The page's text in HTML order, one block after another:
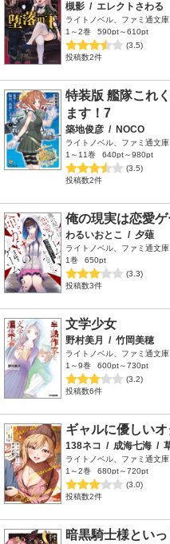
槻影 / エレクトさわる
ライトノベル、ファミ通文庫
1～2巻
590pt～610pt
(3.5)
投稿数2件
特装版 艦隊これ
ます！7
築地俊彦 / NOCO
ライトノベル、ファミ通文庫
1～11巻
640pt～980pt
(3.5)
投稿数2件
俺の現実は恋愛
わるいおとこ / 夕薙
ライトノベル、ファミ通文庫
1巻
650pt
(3.3)
投稿数3件
文学少女
野村美月 / 竹岡美穂
ライトノベル、ファミ通文庫
1～9巻
600pt～730pt
(3.2)
投稿数6件
ギャルに優しい
138ネコ / 成海七海 /
ライトノベル、ファミ通文庫
1～2巻
680pt～720pt
(3.0)
投稿数2件
暗黒騎士様といっ